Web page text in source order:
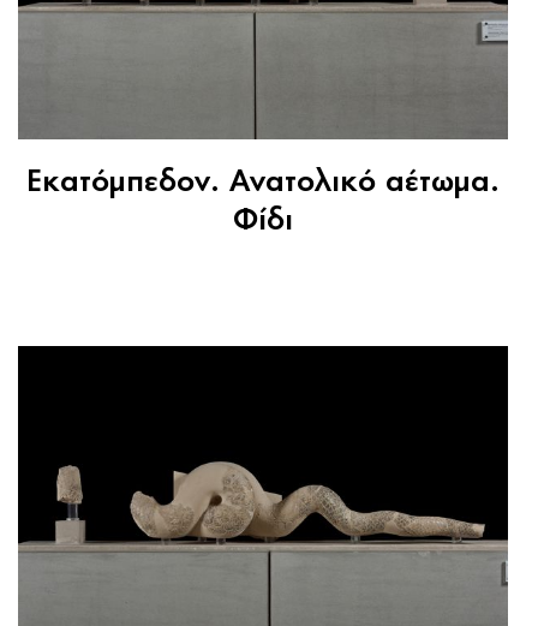
Εκατόμπεδον. Ανατολικό αέτωμα.
Φίδι